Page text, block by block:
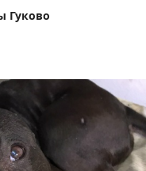
Гуково